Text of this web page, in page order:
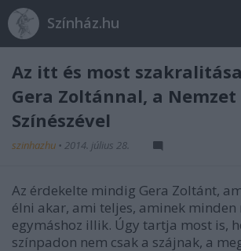
Színház.hu
Az itt és most
Gera Zoltánnal, a Nemzet
Színészével
szinhazhu • 2014. július 28.
Az érdekelte mindig Gera Zoltánt,
élni akar, ami teljes, aminek minden
egymáshoz illik. Úgy tartja most is,
színpadon nem csak a szájnak, a